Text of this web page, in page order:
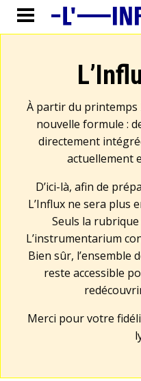
À partir du printemps
nouvelle formule :
directement
actuellement
D’ici-là, afin de
L’Influx ne sera plus
Seuls la
L’instrumentarium
Bien sûr, l’ensemble
reste accessible
Merci pour votre